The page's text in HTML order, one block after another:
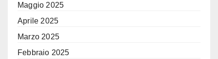
Maggio 2025
Aprile 2025
Marzo 2025
Febbraio 2025